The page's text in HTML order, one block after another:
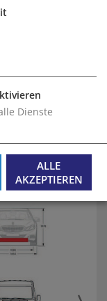
befasst sich
Universität
stellt er ein
Dienste
ALLE
AKZEPTIEREN